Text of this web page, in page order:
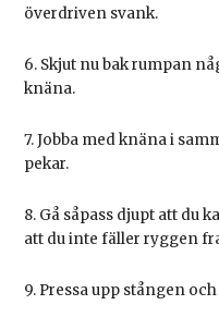
överdriven svank.
6. Skjut nu bak rumpan
knäna.
7. Jobba med knäna i
pekar.
8. Gå såpass djupt att du
att du inte fäller ryggen
9. Pressa upp stången